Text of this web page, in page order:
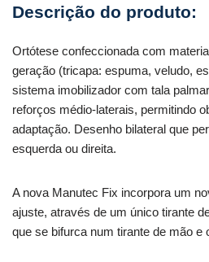
Ortótese confeccionada com
geração (tricapa: espuma, veludo,
sistema imobilizador com tala
reforços médio-laterais, permitindo
adaptação. Desenho bilateral que
esquerda ou direita.
A nova Manutec Fix incorpora um
ajuste, através de um único tirante
que se bifurca num tirante de mão e